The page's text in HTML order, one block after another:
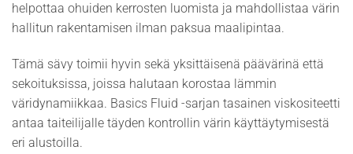
helpottaa ohuiden kerrosten luomista ja mahdollistaa värin
hallitun rakentamisen ilman paksua maalipintaa.
Tämä sävy toimii hyvin sekä yksittäisenä päävärinä että
sekoituksissa, joissa halutaan korostaa lämmin
väridynamiikkaa. Basics Fluid -sarjan tasainen viskositeetti
antaa taiteilijalle täyden kontrollin värin käyttäytymisestä
eri alustoilla.